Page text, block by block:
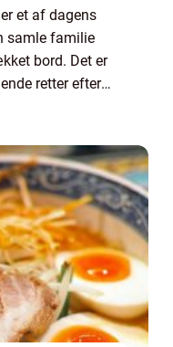
et af dagens
samle familie
bord. Det er
retter efter